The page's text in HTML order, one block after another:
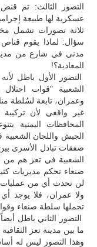
التصور الثالث: تم
عسكرية لها طبيعة
ثلاثة تصورات تشمل
سؤال: لماذا يقوم قناص
مدني في شارع من
المعادية؟!
التصور الأول باطل
الشعبية "قوات
وعمران، تابعة لسُلطة
غير واقعي لأن
المحافظات اليمنية
الجيش واللجان
صفقات تبادل الأسرى
الشعبية في تعز هم من
صنعاء تحكم مديريات
لن تحدث أي من عمليات
ولا عمران، فلا يوجد
تحملها سلطة صنعاء
التصور الثاني باطل
ما بين مدينة تعز
وهذا التصور ليس له